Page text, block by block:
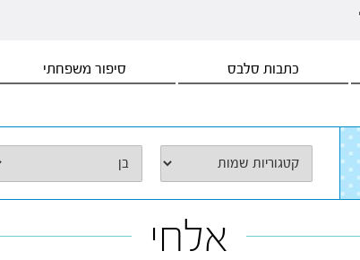
כתבות סלבס סיפור משפחתי
אלחי